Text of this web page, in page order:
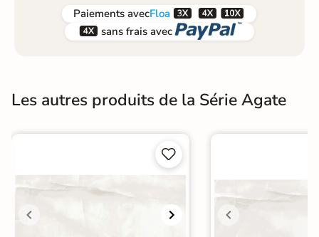
Paiements avecFloa  
 sans frais avec 
Les autres produits de la Série Agate

